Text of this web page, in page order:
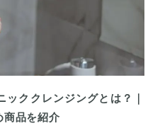
ククレンジングとは？｜
商品を紹介